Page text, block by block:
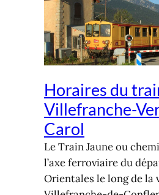
Horaires du
Villefranche-
Carol
Le Train Jaune ou
l’axe ferroviaire du
Orientales le long de la